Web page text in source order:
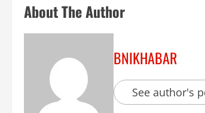
About The Author
BNIKHABAR
See author's